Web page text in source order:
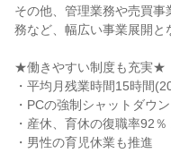
その他、管理業務や売買
務など、幅広い事業展開と
★働きやすい制度も充実★
・平均月残業時間15時間
・PCの強制シャットダウ
・産休、育休の復職率92
・男性の育児休業も推進